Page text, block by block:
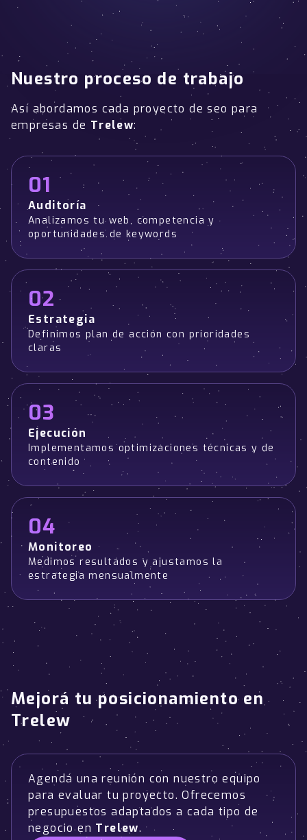
Nuestro proceso de trabajo
Así abordamos cada proyecto de seo para
empresas de Trelew:
01
Auditoría
Analizamos tu web, competencia y
oportunidades de keywords
02
Estrategia
Definimos plan de acción con prioridades
claras
03
Ejecución
Implementamos optimizaciones técnicas y de
contenido
04
Monitoreo
Medimos resultados y ajustamos la
estrategia mensualmente
Mejorá tu posicionamiento en
Trelew
Agendá una reunión con nuestro equipo
para evaluar tu proyecto. Ofrecemos
presupuestos adaptados a cada tipo de
negocio en Trelew.